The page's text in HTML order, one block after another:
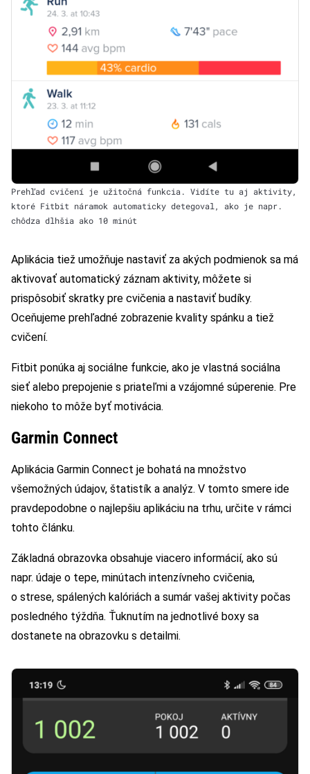
Prehľad cvičení je užitočná funkcia. Vidíte tu aj aktivity,
ktoré Fitbit náramok automaticky detegoval, ako je napr.
chôdza dlhšia ako 10 minút
Aplikácia tiež umožňuje nastaviť za akých podmienok sa má
aktivovať automatický záznam aktivity, môžete si
prispôsobiť skratky pre cvičenia a nastaviť budíky.
Oceňujeme prehľadné zobrazenie kvality spánku a tiež
cvičení.
Fitbit ponúka aj sociálne funkcie, ako je vlastná sociálna
sieť alebo prepojenie s priateľmi a vzájomné súperenie. Pre
niekoho to môže byť motivácia.
Garmin Connect
Aplikácia Garmin Connect je bohatá na množstvo
všemožných údajov, štatistík a analýz. V tomto smere ide
pravdepodobne o najlepšiu aplikáciu na trhu, určite v rámci
tohto článku.
Základná obrazovka obsahuje viacero informácií, ako sú
napr. údaje o tepe, minútach intenzívneho cvičenia,
o strese, spálených kalóriách a sumár vašej aktivity počas
posledného týždňa. Ťuknutím na jednotlivé boxy sa
dostanete na obrazovku s detailmi.